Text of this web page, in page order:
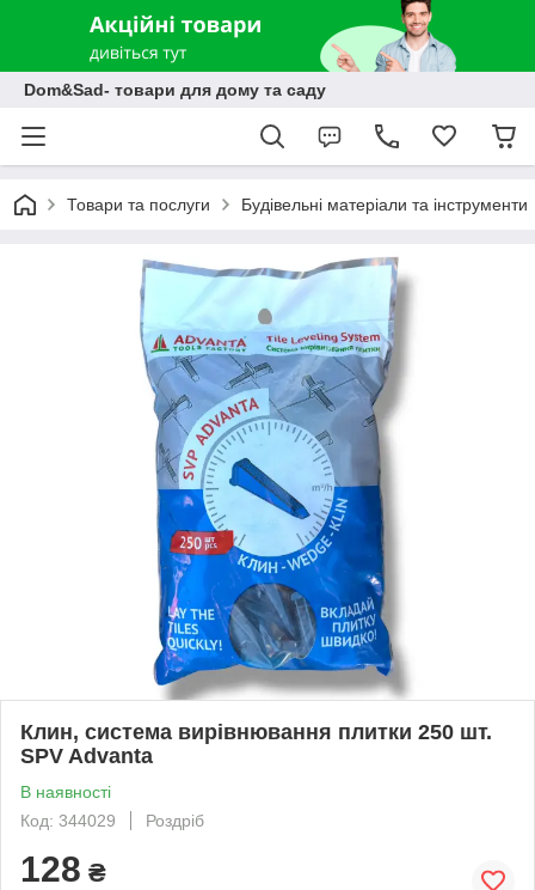
Dom&Sad- товари для дому та саду
Товари та послуги Будівельні матеріали та інструменти
Клин, система вирівнювання плитки 250 шт.
SPV Advanta
В наявності
Код: 344029
Роздріб
128 ₴